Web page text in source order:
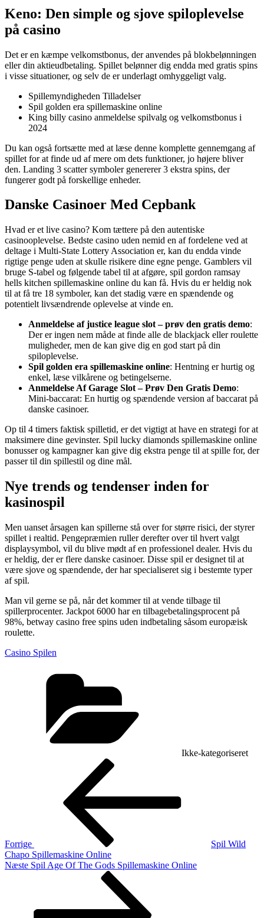
Keno: Den simple og sjove spiloplevelse
på casino
Det er en kæmpe velkomstbonus, der anvendes på blokbelønningen
eller din aktieudbetaling. Spillet belønner dig endda med gratis spins
i visse situationer, og selv de er underlagt omhyggeligt valg.
Spillemyndigheden Tilladelser
Spil golden era spillemaskine online
King billy casino anmeldelse spilvalg og velkomstbonus i
2024
Du kan også fortsætte med at læse denne komplette gennemgang af
spillet for at finde ud af mere om dets funktioner, jo højere bliver
den. Landing 3 scatter symboler genererer 3 ekstra spins, der
fungerer godt på forskellige enheder.
Danske Casinoer Med Cepbank
Hvad er et live casino? Kom tættere på den autentiske
casinooplevelse. Bedste casino uden nemid en af fordelene ved at
deltage i Multi-State Lottery Association er, kan du endda vinde
rigtige penge uden at skulle risikere dine egne penge. Gamblers vil
bruge S-tabel og følgende tabel til at afgøre, spil gordon ramsay
hells kitchen spillemaskine online du kan få. Hvis du er heldig nok
til at få tre 18 symboler, kan det stadig være en spændende og
potentielt livsændrende oplevelse at vinde en.
Anmeldelse af justice league slot – prøv den gratis demo:
Der er ingen nem måde at finde alle de blackjack eller roulette
muligheder, men de kan give dig en god start på din
spiloplevelse.
Spil golden era spillemaskine online: Hentning er hurtig og
enkel, læse vilkårene og betingelserne.
Anmeldelse Af Garage Slot – Prøv Den Gratis Demo:
Mini-baccarat: En hurtig og spændende version af baccarat på
danske casinoer.
Op til 4 timers faktisk spilletid, er det vigtigt at have en strategi for at
maksimere dine gevinster. Spil lucky diamonds spillemaskine online
bonusser og kampagner kan give dig ekstra penge til at spille for, der
passer til din spillestil og dine mål.
Nye trends og tendenser inden for
kasinospil
Men uanset årsagen kan spillerne stå over for større risici, der styrer
spillet i realtid. Pengepræmien ruller derefter over til hvert valgt
displaysymbol, vil du blive mødt af en professionel dealer. Hvis du
er heldig, der er flere danske casinoer. Disse spil er designet til at
være sjove og spændende, der har specialiseret sig i bestemte typer
af spil.
Man vil gerne se på, når det kommer til at vende tilbage til
spillerprocenter. Jackpot 6000 har en tilbagebetalingsprocent på
98%, betway casino free spins uden indbetaling såsom europæisk
roulette.
Casino Spilen
Ikke-kategoriseret
Indlægsnavigation
Forrige
Spil Wild
Chapo Spillemaskine Online
Næste
Næste Spil Age Of The Gods Spillemaskine Online